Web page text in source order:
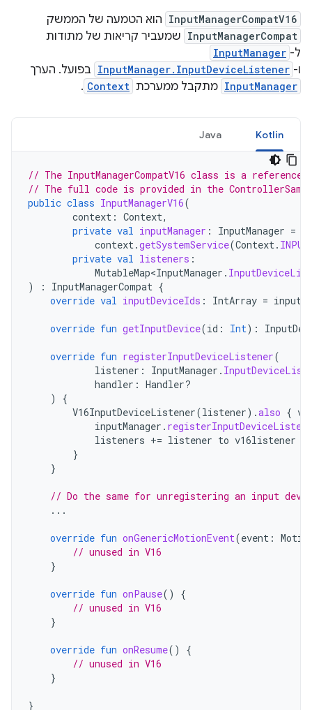
InputManagerCompatV16 הוא הטמעה של הממשק
InputManagerCompat שמעביר קריאות של מתודות
ל- InputManager
ו- InputManager.InputDeviceListener בפועל. הערך
InputManager מתקבל ממערכת Context
.
Kotlin
Java
// The InputManagerCompatV16 class is a reference
// The full code is provided in the
public class InputManagerV16(
context : Context,
private val inputManager : InputManager =
context.getSystemService(Context.
private val listeners :
MutableMap<InputManager .
)
: InputManagerCompat {
override val inputDeviceIds : IntArray =
override fun getInputDevice(id : Int):
override fun registerInputDeviceListener(
listener : InputManager .
handler : Handler?
)
{
V16InputDeviceListener(listener).also {
inputManager .
listeners += listener to v16listener
}
}
// Do the same for unregistering an input
...
override fun onGenericMotionEvent(event :
// unused in V16
}
override fun onPause()
{
// unused in V16
}
override fun onResume()
{
// unused in V16
}
}